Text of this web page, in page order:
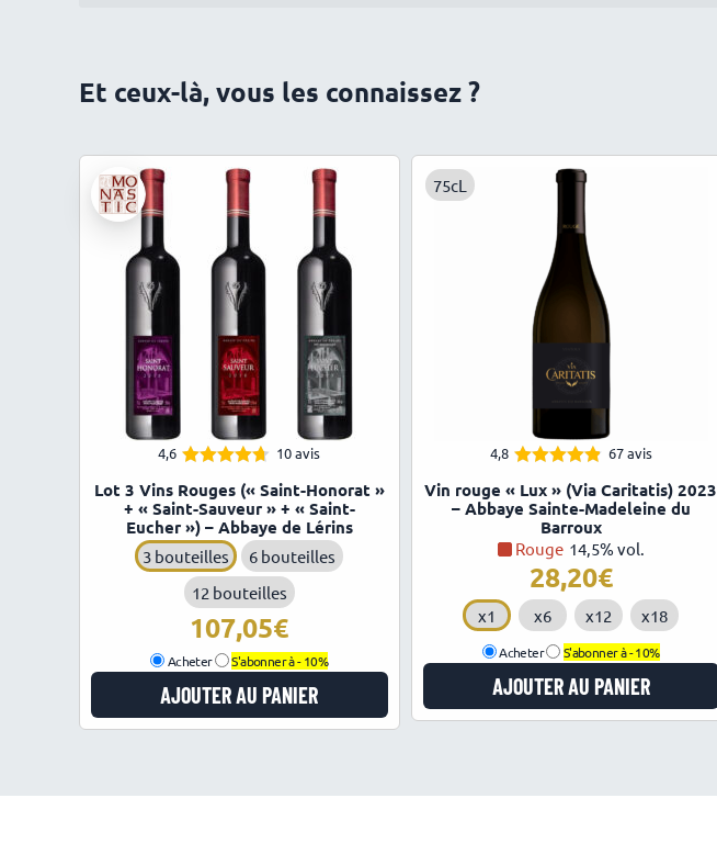
Et ceux-là, vous les connaissez ?
4,6
4.60
sur 5
10 avis
Lot 3 Vins Rouges (« Saint-Honorat »
+ « Saint-Sauveur » + « Saint-
Eucher ») – Abbaye de Lérins
3 bouteilles
6 bouteilles
12 bouteilles
107,05
Acheter S'abonner à -10%
AJOUTER AU PANIER
75cL
4,8
4.81
sur 5
67 avis
Vin rouge « Lux » (Via Caritatis) 2023
– Abbaye Sainte-Madeleine du
Barroux
Rouge 14,5% vol.
28,20
x1 x6 x12 x18
Acheter S'abonner à -10%
AJOUTER AU PANIER